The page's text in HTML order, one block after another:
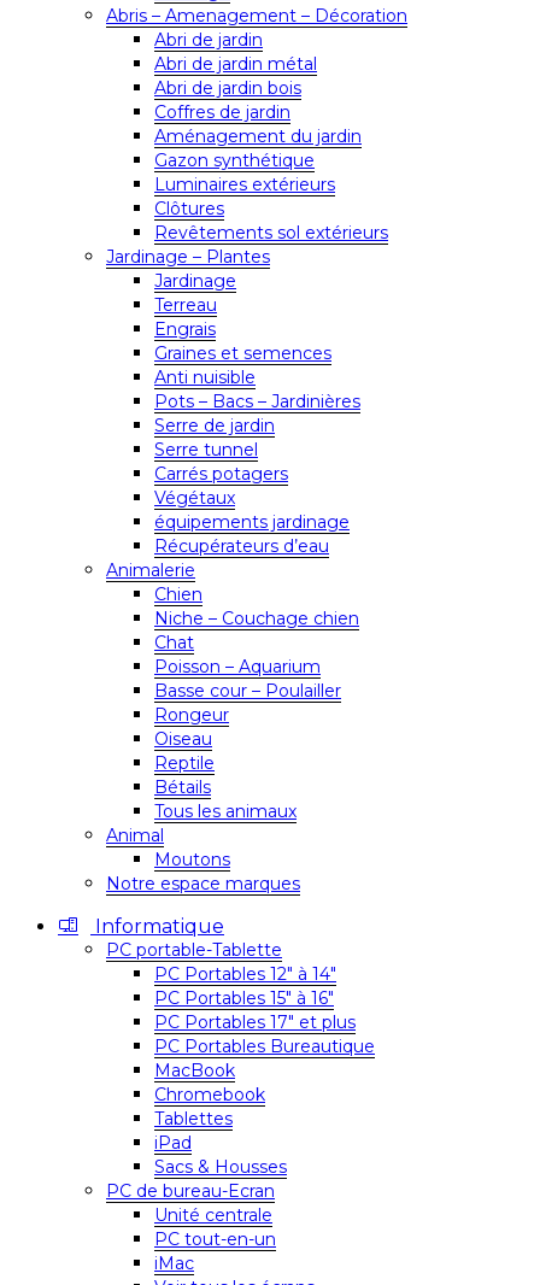
Abris – Amenagement – Décoration
Abri de jardin
Abri de jardin métal
Abri de jardin bois
Coffres de jardin
Aménagement du jardin
Gazon synthétique
Luminaires extérieurs
Clôtures
Revêtements sol extérieurs
Jardinage – Plantes
Jardinage
Terreau
Engrais
Graines et semences
Anti nuisible
Pots – Bacs – Jardinières
Serre de jardin
Serre tunnel
Carrés potagers
Végétaux
équipements jardinage
Récupérateurs d’eau
Animalerie
Chien
Niche – Couchage chien
Chat
Poisson – Aquarium
Basse cour – Poulailler
Rongeur
Oiseau
Reptile
Bétails
Tous les animaux
Animal
Moutons
Notre espace marques
Informatique
PC portable-Tablette
PC Portables 12″ à 14″
PC Portables 15″ à 16″
PC Portables 17″ et plus
PC Portables Bureautique
MacBook
Chromebook
Tablettes
iPad
Sacs & Housses
PC de bureau-Ecran
Unité centrale
PC tout-en-un
iMac